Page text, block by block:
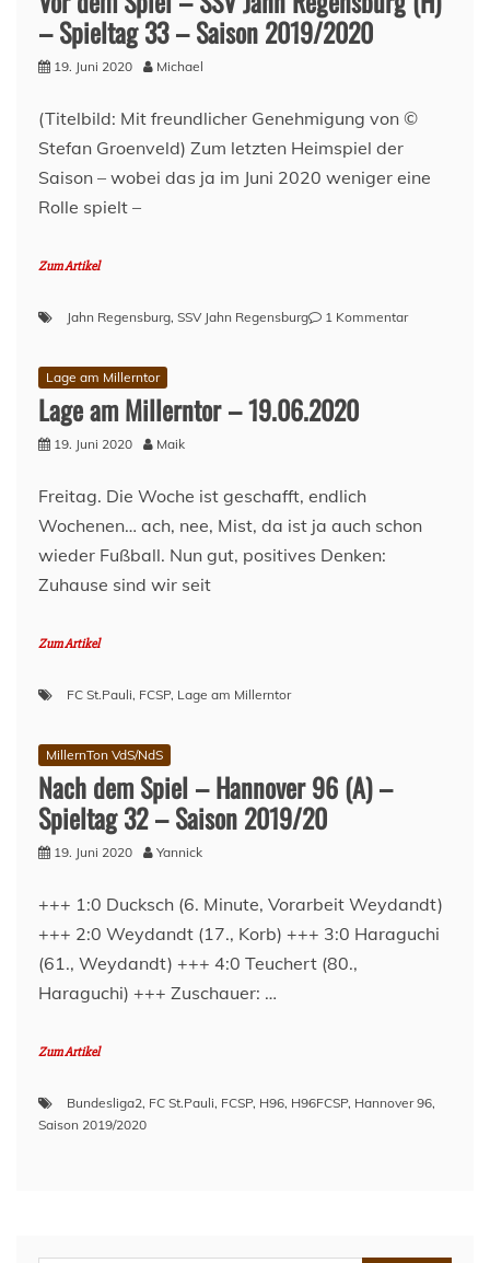
– Spieltag 33 – Saison 2019/2020
19. Juni 2020 Michael
(Titelbild: Mit freundlicher Genehmigung von ©
Stefan Groenveld) Zum letzten Heimspiel der
Saison – wobei das ja im Juni 2020 weniger eine
Rolle spielt –
Zum Artikel
Jahn Regensburg, SSV Jahn Regensburg 1 Kommentarzu
Spieltag
Lage am Millerntor
Lage am Millerntor – 19.06.2020
19. Juni 2020 Maik
Freitag. Die Woche ist geschafft, endlich
Wochenen… ach, nee, Mist, da ist ja auch schon
wieder Fußball. Nun gut, positives Denken:
Zuhause sind wir seit
Zum Artikel
FC St.Pauli, FCSP, Lage am Millerntor
MillernTon VdS/NdS
Nach dem Spiel – Hannover 96 (A) –
Spieltag 32 – Saison 2019/20
19. Juni 2020 Yannick
+++ 1:0 Ducksch (6. Minute, Vorarbeit Weydandt)
+++ 2:0 Weydandt (17., Korb) +++ 3:0 Haraguchi
(61., Weydandt) +++ 4:0 Teuchert (80.,
Haraguchi) +++ Zuschauer: …
Zum Artikel
Bundesliga2, FC St.Pauli, FCSP, H96, H96FCSP, Hannover 96,
Saison 2019/2020